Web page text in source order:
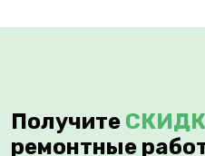
Получите
ремонтные